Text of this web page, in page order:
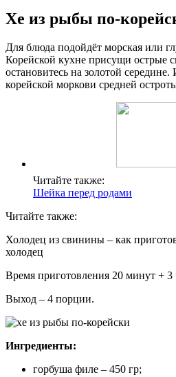
Хе из рыбы по-
Для блюда подойдёт морская или
Корейской кухне присущи острые
остановитесь на золотой
корейской моркови средней
Читайте также:
Шейка перед родами
Читайте также:
Холодец из свинины – как
холодец
Время приготовления 20 минут + 3
Выход – 4 порции.
Ингредиенты:
горбуша филе – 450 гр;